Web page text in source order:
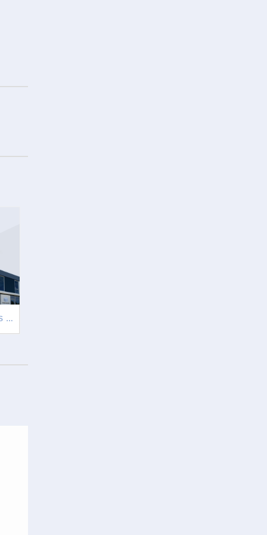
GOED NIEUWS: NOVUSS BREIDT UIT EN ZOEKT DRIE NIEUWE MEDEWERKERS